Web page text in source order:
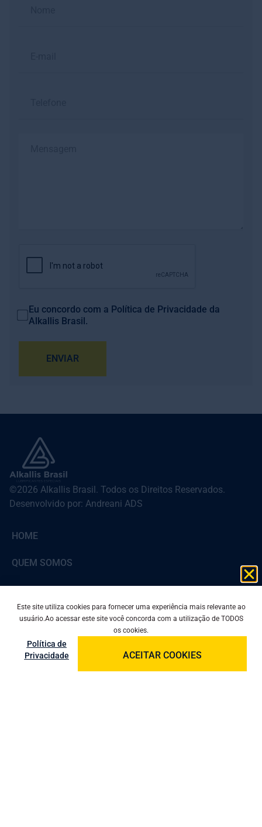
Eu concordo com a Política de Privacidade da
Alkallis Brasil.
ENVIAR
©2026 Alkallis Brasil. Todos os Direitos Reservados.
Desenvolvido por: Andreani ADS
HOME
QUEM SOMOS
PRODUTOS
BLOG
Este site utiliza cookies para fornecer uma experiência mais relevante ao
usuário.Ao acessar este site você concorda com a utilização de TODOS
os cookies.
Política de
Privacidade
ACEITAR COOKIES